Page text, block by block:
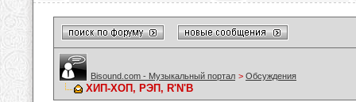
Bisound.com - Музыкальный портал > Обсуждения
ХИП-ХОП, РЭП, R'N'B